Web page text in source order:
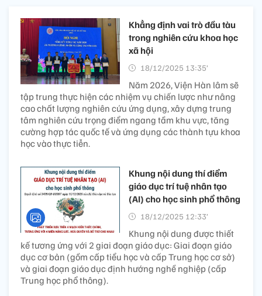
Khẳng định vai trò đầu tàu
trong nghiên cứu khoa học
xã hội
18/12/2025 13:35’
Năm 2026, Viện Hàn lâm sẽ
tập trung thực hiện các nhiệm vụ chiến lược như nâng
cao chất lượng nghiên cứu ứng dụng, xây dựng trung
tâm nghiên cứu trọng điểm ngang tầm khu vực, tăng
cường hợp tác quốc tế và ứng dụng các thành tựu khoa
học vào thực tiễn.
Khung nội dung thí điểm
giáo dục trí tuệ nhân tạo
(AI) cho học sinh phổ thông
18/12/2025 12:33’
Khung nội dung được thiết
kế tương ứng với 2 giai đoạn giáo dục: Giai đoạn giáo
dục cơ bản (gồm cấp tiểu học và cấp Trung học cơ sở)
và giai đoạn giáo dục định hướng nghề nghiệp (cấp
Trung học phổ thông).